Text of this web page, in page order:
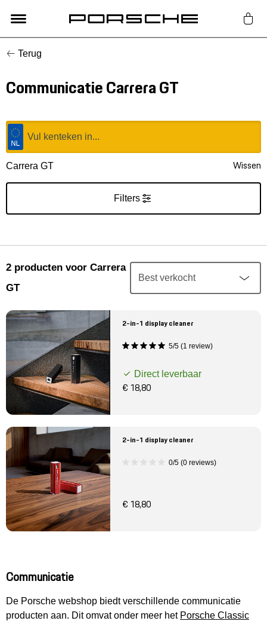
Lifestyle
Auto Accessoires
Classic
Nieuw
Mijn account
Meer Porsche
Porsche informatie
Terug
Communicatie Carrera GT
Carrera GT Wissen
Filters
2 producten voor Carrera
GT
2-in-1 display cleaner
5/5 (1 review)
Direct leverbaar
€ 18,80
2-in-1 display cleaner
0/5 (0 reviews)
€ 18,80
Communicatie
De Porsche webshop biedt verschillende communicatie
producten aan. Dit omvat onder meer het Porsche Classic